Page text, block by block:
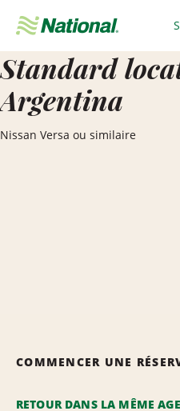
navigation
Standard
Argentina
Nissan Versa ou similaire
COMMENCER UNE
RETOUR DANS LA MÊME